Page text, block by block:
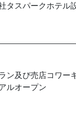
タスパークホテル
ン及び売店コワー
ルオープン